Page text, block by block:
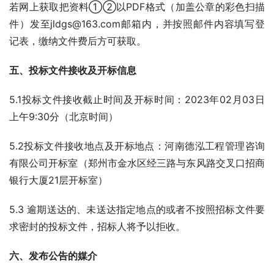
若网上获取把资料①②以PDF格式（加盖公章的彩色扫描
件）发至jldgs@163.com邮箱内，并按照邮件内容填写登
记表，缴纳文件费后方可获取。
五、投标文件接收及开标信息
5.1投标文件接收截止时间及开标时间：2023年02月03日
上午9:30分（北京时间）
5.2投标文件接收地点及开标地点：河南德泓工程管理咨询
有限公司开标室（郑州市金水区经三路与东风路交叉口招商
银行大厦21层开标室）
5.3 逾期送达的、未送达指定地点的或者不按照招标文件要
求密封的投标文件，招标人将予以拒收。
六、发布公告的媒介